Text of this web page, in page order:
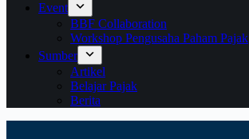
Event
BBF Collaboration
Workshop Pengusaha Paham Pajak
Sumber
Artikel
Belajar Pajak
Berita